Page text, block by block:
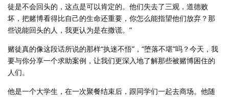
徒是不会回头的，这点是可以肯定的。他们失去了三观，道德败
坏，把赌博看得比自己的生命还重要，你怎么能指望他们放弃？那
些说能回头的人，我更认为是在撒谎。”
赌徒真的像这段话所说的那样“执迷不悟”，“堕落不堪”吗？今天，我
要与你分享一个求助案例，让我们更深入地了解那些被赌博困住的
人们。
他是一个大学生，在一次聚餐结束后，跟同学们一起去商场。他随